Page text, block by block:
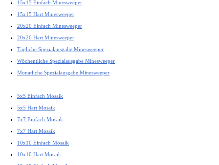
15x15 Einfach Minesweeper
15x15 Hart Minesweeper
20x20 Einfach Minesweeper
20x20 Hart Minesweeper
Tägliche Spezialausgabe Minesweeper
Wöchentliche Spezialausgabe Minesweeper
Monatliche Spezialausgabe Minesweeper
5x5 Einfach Mosaik
5x5 Hart Mosaik
7x7 Einfach Mosaik
7x7 Hart Mosaik
10x10 Einfach Mosaik
10x10 Hart Mosaik